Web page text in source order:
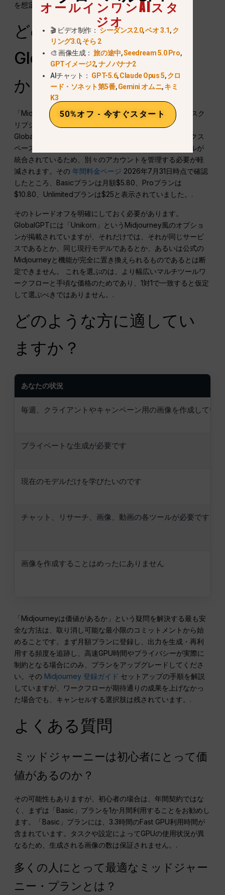
を想定したものです。.
どのような場合に
GlobalGPTが適している
か
「Midjourneyは割に合うか」という判断に、他のAIサブスク
リプションもいくつか含めているユーザーにとっては、
GlobalGPTの方が適しているかもしれません。そのワークス
ペースには、チャット、リサーチ、画像、動画の各ツールが
統合されているため、別々のアカウントを管理する必要が軽
減されます。その年間料金ページ 2026年7月31日時点で確認
したところ、Basicプランは月額$5.80、Proプランは
$10.80、Unlimitedプランは$25と表示されていました。.
そのトレードオフを明確にしておく必要があります。
GlobalGPTには「Unikorn」というMidjourney風のオプショ
ンが掲載されていますが、それだけでは、それが同じサービ
スであるとか、同じ現行モデルであるとか、あるいは公式の
Midjourneyと機能が完全に置き換えられるものであるとは断
定できません。 これを選ぶのは、より幅広いマルチツールワ
ークフローと手頃な価格のためであり、1対1で一致すると仮定
して選ぶべきではありません。.
どのような方に適してい
ますか？
あなたの状況
毎週、クライアントやキャンペーン用の画像を作成してい
プライベートな生成が必要です
現在のモデルだけを学びたいのです
チャット、リサーチ、画像、動画の各ツールが必要です
画像を作成することはめったにありません
「Midjourneyは価値があるか」という疑問を解決する最も安
全な方法は、取り消し可能な最小限のコミットメントから始
めることです。まず月額プランに登録し、出力を生成・再利
用する頻度を追跡し、高速GPU時間やプライバシーが実際に
制約となる場合にのみ、プランをアップグレードしてくださ
い。その Midjourney 登録ガイド セットアップの手順を解説
していますが、ワークフローが期待通りの成果を上げなかっ
た場合でも、キャンセルする選択肢は残されています。.
よくある質問
ミッドジャーニーは初心者にとって価
値があるのか？
その可能性もありますが、初心者の場合は、年間契約ではな
く、まずは「Basic」プランを1か月間利用することをお勧めし
ます。「Basic」プランには、3.3時間のFast GPU利用時間が
含まれています。タスクや設定によってGPUの使用状況が異
なるため、生成される画像の数は保証されません。.
多くの人にとって最適なミッドジャー
ニー・プランとは？
オールインワンAIスタ
ジオ
🎬 ビデオ制作：シーダンス2.0,ベオ 3.1,ク
リング3.0,そら 2
🎨 画像生成：旅の途中,Seedream 5.0 Pro,
GPTイメージ2,ナノバナナ2
AIチャット： GPT-5.6,Claude Opus 5,クロ
ード・ソネット第5番,Gemini オムニ,キミ
K3
50%オフ - 今すぐスタート